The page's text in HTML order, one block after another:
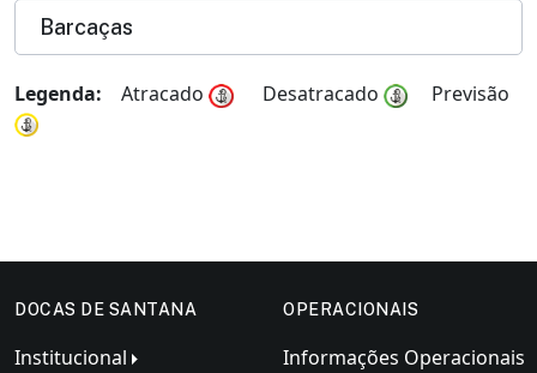
Barcaças
Legenda: Atracado Desatracado Previsão
DOCAS DE SANTANA
Institucional
OPERACIONAIS
Informações Operacionais